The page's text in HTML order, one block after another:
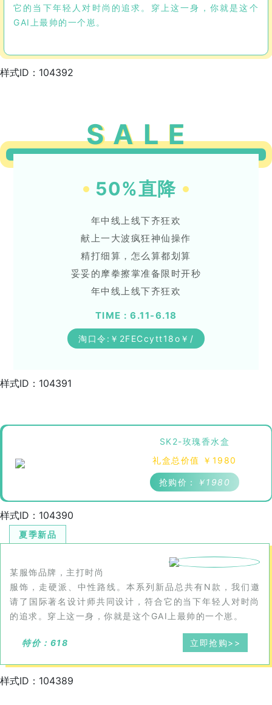
它的当下年轻人对时尚的追求。穿上这一身，你就是这个
GAI上最帅的一个崽。
样式ID：104392
S A L E
50%直降
年中线上线下齐狂欢
献上一大波疯狂神仙操作
精打细算，怎么算都划算
妥妥的摩拳擦掌准备限时开秒
年中线上线下齐狂欢
TIME : 6.11-6.18
淘口令:￥2FECcytt18o￥/
样式ID：104391
SK2-玫瑰香水盒
礼盒总价值 ￥1980
抢购价： ￥1980
样式ID：104390
夏季新品
某服饰品牌，主打时尚
服饰，走硬派、中性路线。本系列新品总共有N款，我们邀
请了国际著名设计师共同设计，符合它的当下年轻人对时尚
的追求。穿上这一身，你就是这个GAI上最帅的一个崽。
特价：618 立即抢购>>
样式ID：104389